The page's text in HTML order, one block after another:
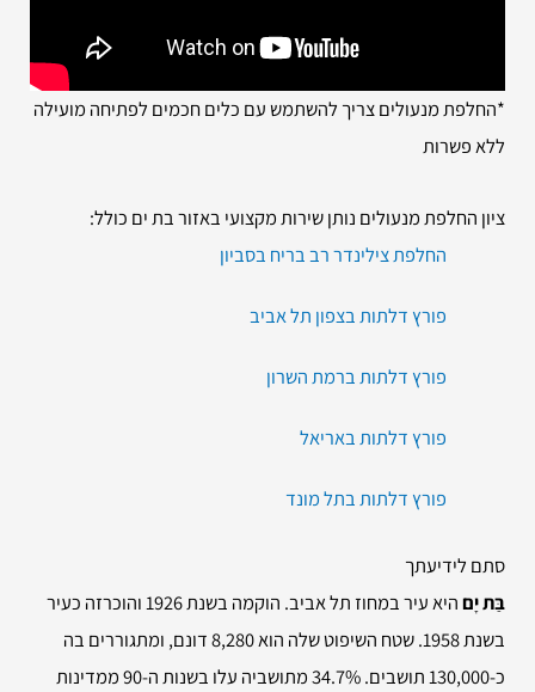
*החלפת מנעולים צריך להשתמש עם כלים חכמים לפתיחה מועילה
ללא פשרות
ציון החלפת מנעולים נותן שירות מקצועי באזור בת ים כולל:
החלפת צילינדר רב בריח בסביון
פורץ דלתות בצפון תל אביב
פורץ דלתות ברמת השרון
פורץ דלתות באריאל
פורץ דלתות בתל מונד
סתם לידיעתך
בַּת יָם
היא עיר במחוז תל אביב. הוקמה בשנת 1926 והוכרזה כעיר
בשנת 1958. שטח השיפוט שלה הוא 8,280 דונם, ומתגוררים בה
כ-130,000 תושבים. 34.7% מתושביה עלו בשנות ה-90 ממדינות